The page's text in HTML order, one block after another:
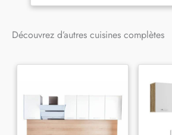
Découvrez d’autres cuisines complètes